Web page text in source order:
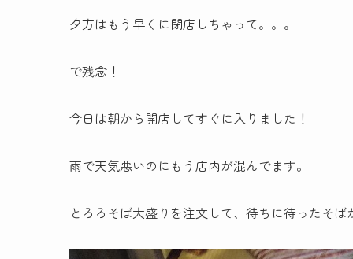
夕方はもう早くに閉店しちゃって。。。
で残念！
今日は朝から開店してすぐに入りました！
雨で天気悪いのにもう店内が混んでます。
とろろそば大盛りを注文して、待ちに待ったそば